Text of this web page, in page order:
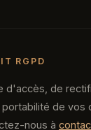
RGPD
d'accès, de
de vos
nous à